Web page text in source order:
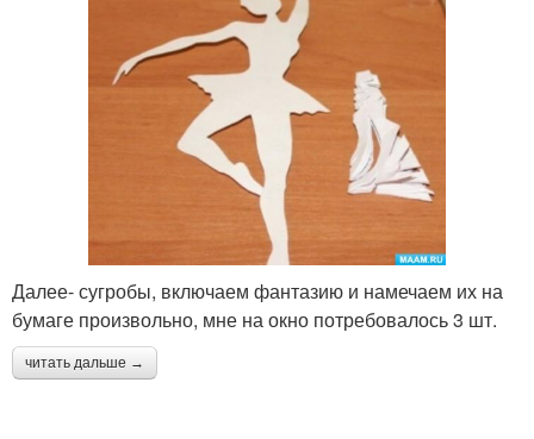
Далее- сугробы, включаем фантазию и намечаем их на
бумаге произвольно, мне на окно потребовалось 3 шт.
читать дальше →